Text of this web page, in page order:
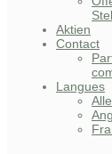
Aktien
Contact
Langues